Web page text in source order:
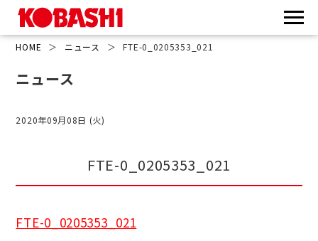
HOME ＞ ニュース ＞ FTE-0_0205353_021
ニュース
2020年09月08日 (火)
FTE-0_0205353_021
FTE-0_0205353_021